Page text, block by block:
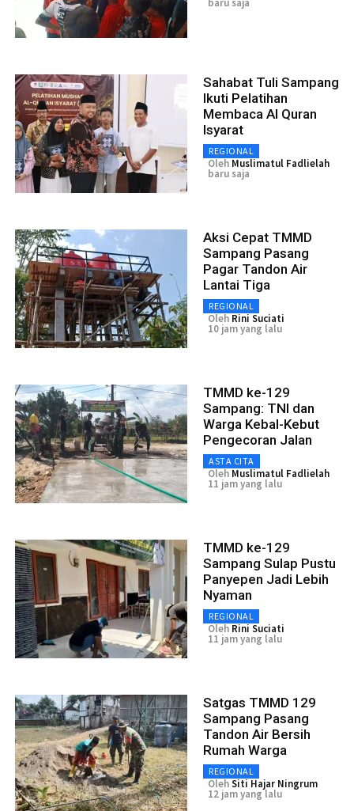
Sahabat Tuli Sampang
Ikuti Pelatihan
Membaca Al Quran
Isyarat
REGIONAL
Oleh Muslimatul Fadlielah
baru saja
Aksi Cepat TMMD
Sampang Pasang
Pagar Tandon Air
Lantai Tiga
REGIONAL
Oleh Rini Suciati
10 jam yang lalu
TMMD ke-129
Sampang: TNI dan
Warga Kebal-Kebut
Pengecoran Jalan
ASTA CITA
Oleh Muslimatul Fadlielah
11 jam yang lalu
TMMD ke-129
Sampang Sulap Pustu
Panyepen Jadi Lebih
Nyaman
REGIONAL
Oleh Rini Suciati
11 jam yang lalu
Satgas TMMD 129
Sampang Pasang
Tandon Air Bersih
Rumah Warga
REGIONAL
OlehSiti Hajar Ningrum
12 jam yang lalu